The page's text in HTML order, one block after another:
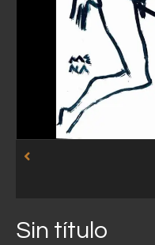
Sin título